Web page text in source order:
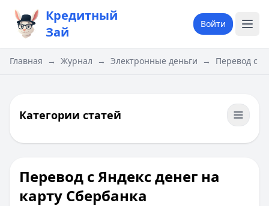
Кредитный
Зай
Войти
Главная → Журнал → Электронные деньги → Перевод с
Категории статей
Перевод с Яндекс денег на
карту Cбербанка